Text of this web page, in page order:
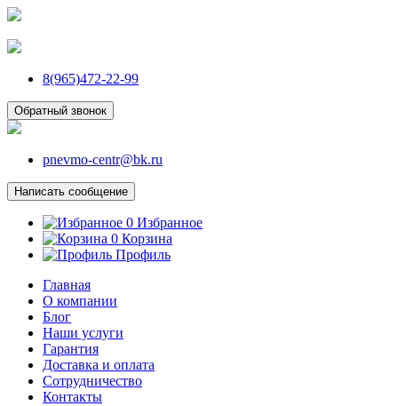
8(965)472-22-99
Обратный звонок
pnevmo-centr@bk.ru
Написать сообщение
0 Избранное
0 Корзина
Профиль
Главная
О компании
Блог
Наши услуги
Гарантия
Доставка и оплата
Сотрудничество
Контакты